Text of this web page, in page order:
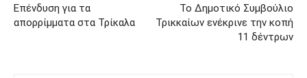
Επένδυση για τα
απορρίμματα στα Τρίκαλα
Το Δημοτικό Συμβούλιο
Τρικκαίων ενέκρινε την κοπή
11 δέντρων